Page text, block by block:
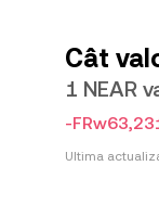
Cât
1 NEAR
-
Ultima